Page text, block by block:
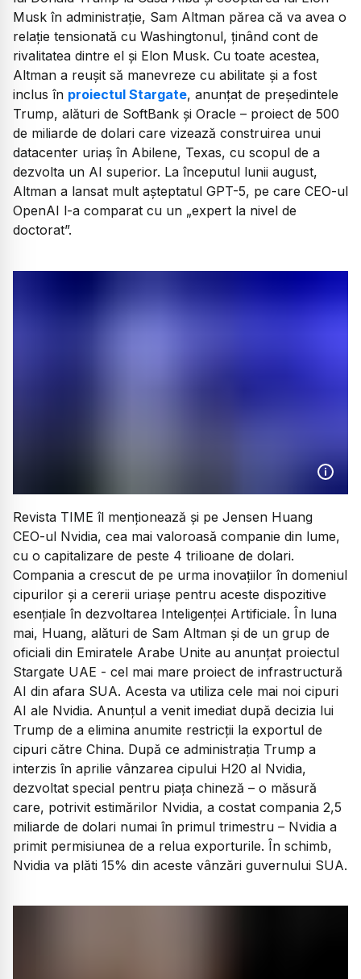
Musk în administrație, Sam Altman părea că va avea o
relație tensionată cu Washingtonul, ținând cont de
rivalitatea dintre el și Elon Musk. Cu toate acestea,
Altman a reușit să manevreze cu abilitate și a fost
inclus în proiectul Stargate, anunțat de președintele
Trump, alături de SoftBank și Oracle – proiect de 500
de miliarde de dolari care vizează construirea unui
datacenter uriaș în Abilene, Texas, cu scopul de a
dezvolta un AI superior. La începutul lunii august,
Altman a lansat mult așteptatul GPT-5, pe care CEO-ul
OpenAI l-a comparat cu un „expert la nivel de
doctorat”.
Revista TIME îl menționează și pe Jensen Huang
CEO-ul Nvidia, cea mai valoroasă companie din lume,
cu o capitalizare de peste 4 trilioane de dolari.
Compania a crescut de pe urma inovațiilor în domeniul
cipurilor și a cererii uriașe pentru aceste dispozitive
esențiale în dezvoltarea Inteligenței Artificiale. În luna
mai, Huang, alături de Sam Altman și de un grup de
oficiali din Emiratele Arabe Unite au anunțat proiectul
Stargate UAE - cel mai mare proiect de infrastructură
AI din afara SUA. Acesta va utiliza cele mai noi cipuri
AI ale Nvidia. Anunțul a venit imediat după decizia lui
Trump de a elimina anumite restricții la exportul de
cipuri către China. După ce administrația Trump a
interzis în aprilie vânzarea cipului H20 al Nvidia,
dezvoltat special pentru piața chineză – o măsură
care, potrivit estimărilor Nvidia, a costat compania 2,5
miliarde de dolari numai în primul trimestru – Nvidia a
primit permisiunea de a relua exporturile. În schimb,
Nvidia va plăti 15% din aceste vânzări guvernului SUA.